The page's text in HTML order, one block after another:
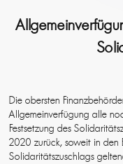
Die obersten
Allgemeinverfügung alle
Festsetzung des
2020 zurück, soweit in den
Solidaritätszuschlags